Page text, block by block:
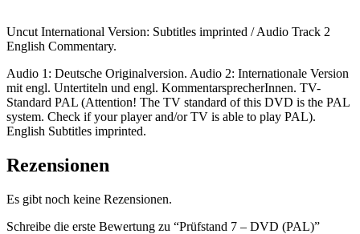
Uncut International Version: Subtitles imprinted / Audio Track 2
English Commentary.
Audio 1: Deutsche Originalversion. Audio 2: Internationale Version
mit engl. Untertiteln und engl. KommentarsprecherInnen. TV-
Standard PAL (Attention! The TV standard of this DVD is the PAL
system. Check if your player and/or TV is able to play PAL).
English Subtitles imprinted.
Rezensionen
Es gibt noch keine Rezensionen.
Schreibe die erste Bewertung zu “Prüfstand 7 – DVD (PAL)”